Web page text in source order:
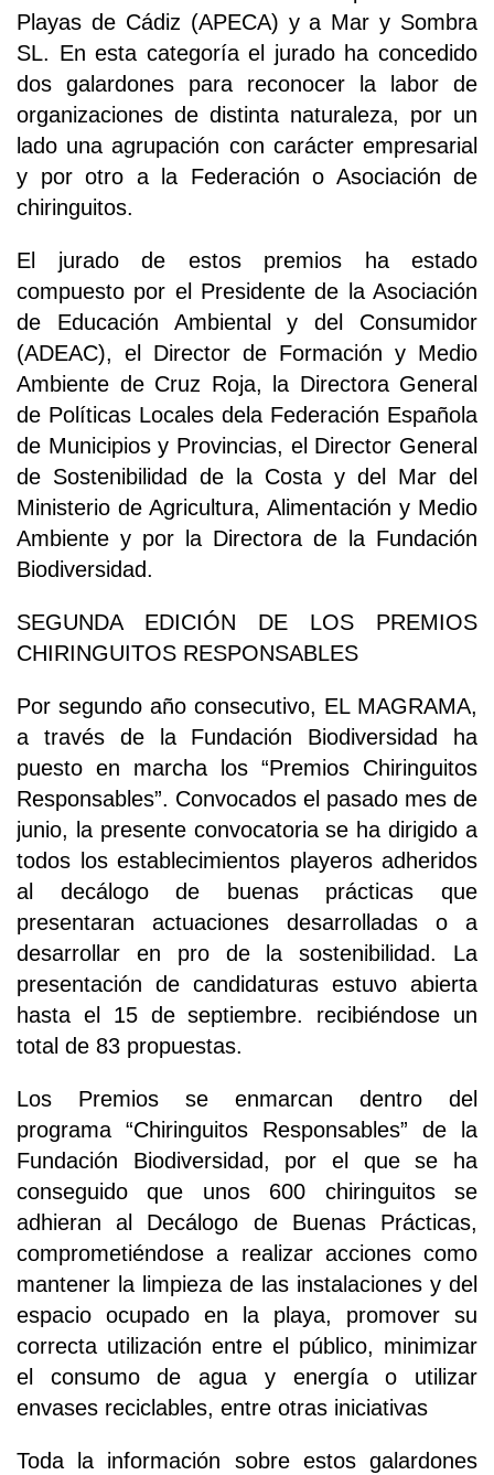
Playas de Cádiz (APECA) y a Mar y Sombra
SL. En esta categoría el jurado ha concedido
dos galardones para reconocer la labor de
organizaciones de distinta naturaleza, por un
lado una agrupación con carácter empresarial
y por otro a la Federación o Asociación de
chiringuitos.
El jurado de estos premios ha estado
compuesto por el Presidente de la Asociación
de Educación Ambiental y del Consumidor
(ADEAC), el Director de Formación y Medio
Ambiente de Cruz Roja, la Directora General
de Políticas Locales dela Federación Española
de Municipios y Provincias, el Director General
de Sostenibilidad de la Costa y del Mar del
Ministerio de Agricultura, Alimentación y Medio
Ambiente y por la Directora de la Fundación
Biodiversidad.
SEGUNDA EDICIÓN DE LOS PREMIOS
CHIRINGUITOS RESPONSABLES
Por segundo año consecutivo, EL MAGRAMA,
a través de la Fundación Biodiversidad ha
puesto en marcha los “Premios Chiringuitos
Responsables”. Convocados el pasado mes de
junio, la presente convocatoria se ha dirigido a
todos los establecimientos playeros adheridos
al decálogo de buenas prácticas que
presentaran actuaciones desarrolladas o a
desarrollar en pro de la sostenibilidad. La
presentación de candidaturas estuvo abierta
hasta el 15 de septiembre. recibiéndose un
total de 83 propuestas.
Los Premios se enmarcan dentro del
programa “Chiringuitos Responsables” de la
Fundación Biodiversidad, por el que se ha
conseguido que unos 600 chiringuitos se
adhieran al Decálogo de Buenas Prácticas,
comprometiéndose a realizar acciones como
mantener la limpieza de las instalaciones y del
espacio ocupado en la playa, promover su
correcta utilización entre el público, minimizar
el consumo de agua y energía o utilizar
envases reciclables, entre otras iniciativas
Toda la información sobre estos galardones